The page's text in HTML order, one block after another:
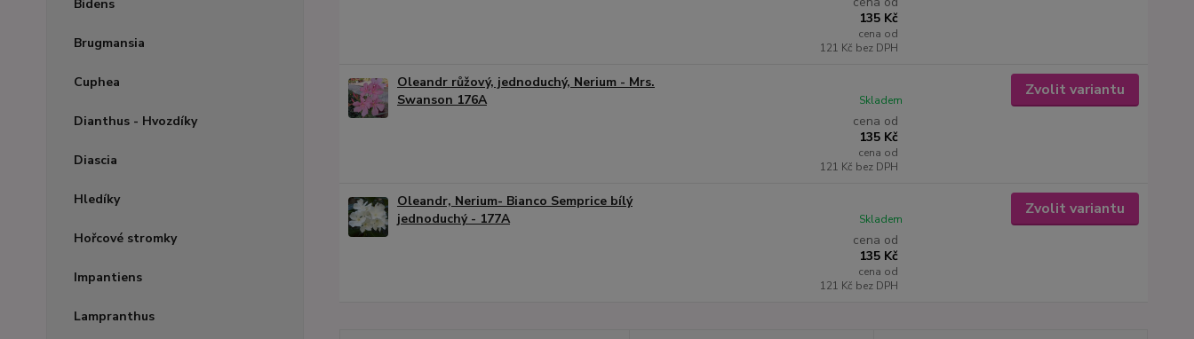
Bidens
Brugmansia
Cuphea
Dianthus - Hvozdíky
Diascia
Hledíky
Hořcové stromky
Impantiens
Lampranthus
135 Kč
cena od
121 Kč bez DPH
Oleandr růžový, jednoduchý, Nerium - Mrs.
Swanson 176A
cena od
135 Kč
cena od
121 Kč bez DPH
Skladem
Zvolit variantu
Oleandr, Nerium- Bianco Semprice bílý
jednoduchý - 177A
cena od
135 Kč
cena od
121 Kč bez DPH
Skladem
Zvolit variantu